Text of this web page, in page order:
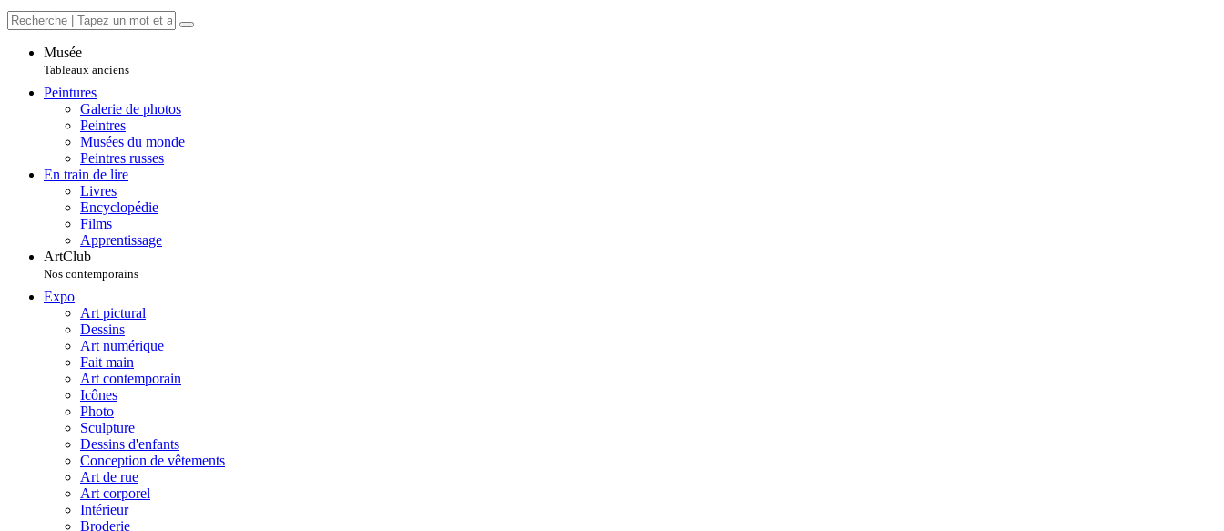
Musée
Tableaux anciens
Peintures
Galerie de photos
Peintres
Musées du monde
Peintres russes
En train de lire
Livres
Encyclopédie
Films
Apprentissage
ArtClub
Nos contemporains
Expo
Art pictural
Dessins
Art numérique
Fait main
Art contemporain
Icônes
Photo
Sculpture
Dessins d'enfants
Conception de vêtements
Art de rue
Art corporel
Intérieur
Broderie